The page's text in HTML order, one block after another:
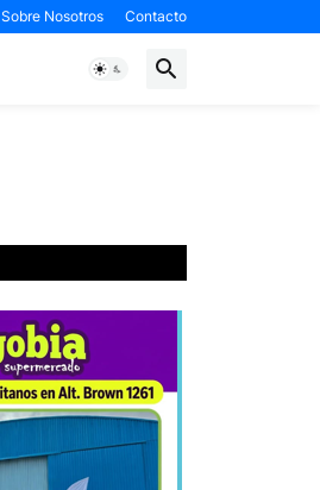
Sobre Nosotros Contacto